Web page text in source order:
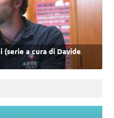
a cura di Davide